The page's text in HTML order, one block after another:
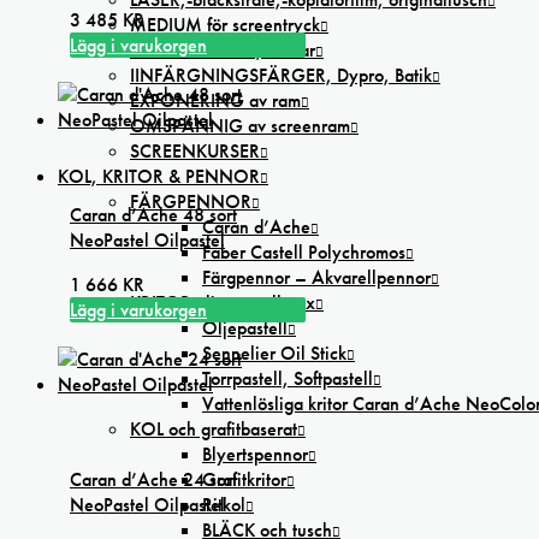
MEDIUM för screentryck
TEXTILIER T-shirt, kassar
IINFÄRGNINGSFÄRGER, Dypro, Batik
EXPONERING av ram
OMSPÄNNIG av screenram
SCREENKURSER
KOL, KRITOR & PENNOR
FÄRGPENNOR
Caran d’Ache
Faber Castell Polychromos
Färgpennor – Akvarellpennor
KRITOR olje-pastell-vax
Oljepastell
Sennelier Oil Stick
Torrpastell, Softpastell
Vattenlösliga kritor Caran d’Ache
KOL och grafitbaserat
Blyertspennor
Grafitkritor
Ritkol
BLÄCK och tusch
3 485 KR
Lägg i varukorgen
Caran d’Ache 48 sort
NeoPastel Oilpastel
1 666 KR
Lägg i varukorgen
Caran d’Ache 24 sort
NeoPastel Oilpastel